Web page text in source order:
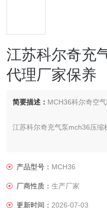
江苏科尔奇充
代理厂家保养
简要描述： MCH36科尔奇空
江苏科尔奇充气泵mch36压缩
产品型号： MCH36
厂商性质：生产厂家
更新时间： 2026-07-03